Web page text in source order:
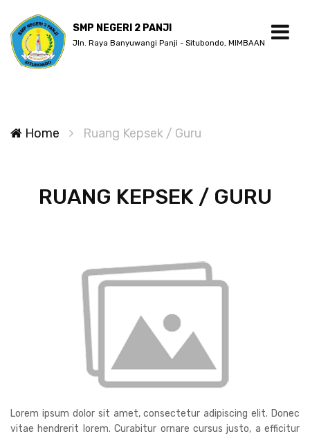
SMP NEGERI 2 PANJI
Jln. Raya Banyuwangi Panji - Situbondo, MIMBAAN
Home Ruang Kepsek / Guru
RUANG KEPSEK / GURU
Lorem ipsum dolor sit amet, consectetur adipiscing elit. Donec
vitae hendrerit lorem. Curabitur ornare cursus justo, a efficitur